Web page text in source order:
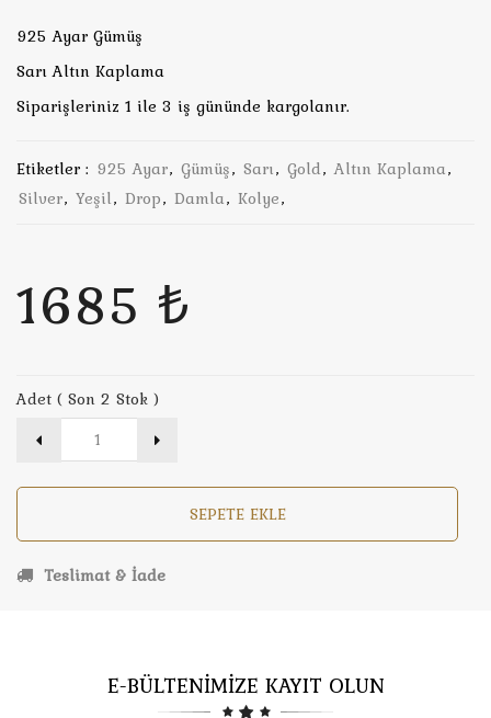
925 Ayar Gümüş
Sarı Altın Kaplama
Siparişleriniz 1 ile 3 iş gününde kargolanır.
Etiketler : 925 Ayar, Gümüş, Sarı, Gold, Altın Kaplama,
Silver, Yeşil, Drop, Damla, Kolye,
1685 ₺
Adet ( Son 2 Stok )
SEPETE EKLE
Teslimat & İade
E-BÜLTENİMİZE KAYIT OLUN